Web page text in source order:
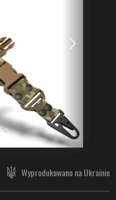
Wyprodukowano na Ukrainie